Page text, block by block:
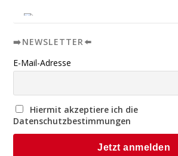
➡️NEWSLETTER⬅️
E-Mail-Adresse
Hiermit akzeptiere ich die
Datenschutzbestimmungen